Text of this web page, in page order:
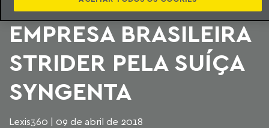
EMPRESA BRASILEIRA
STRIDER PELA SUÍÇA
SYNGENTA
Lexis360 | 09 de abril de 2018